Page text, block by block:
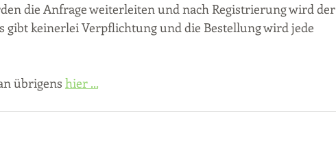
die Anfrage weiterleiten und nach Registrierung wird der
gibt keinerlei Verpflichtung und die Bestellung wird jede
übrigens hier ...